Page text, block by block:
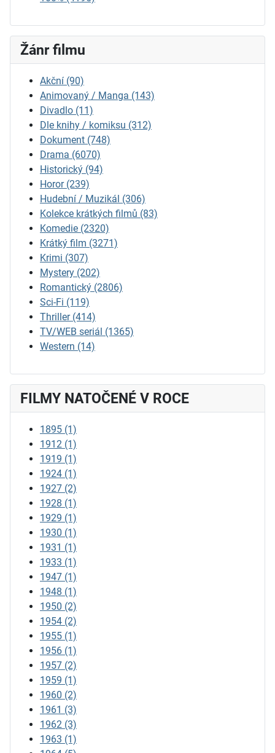
Žánr filmu
Akční (90)
Animovaný / Manga (143)
Divadlo (11)
Dle knihy / komiksu (312)
Dokument (748)
Drama (6070)
Historický (94)
Horor (239)
Hudební / Muzikál (306)
Kolekce krátkých filmů (83)
Komedie (2320)
Krátký film (3271)
Krimi (307)
Mystery (202)
Romantický (2806)
Sci-Fi (119)
Thriller (414)
TV/WEB seriál (1365)
Western (14)
FILMY NATOČENÉ V ROCE
1895 (1)
1912 (1)
1919 (1)
1924 (1)
1927 (2)
1928 (1)
1929 (1)
1930 (1)
1931 (1)
1933 (1)
1947 (1)
1948 (1)
1950 (2)
1954 (2)
1955 (1)
1956 (1)
1957 (2)
1959 (1)
1960 (2)
1961 (3)
1962 (3)
1963 (1)